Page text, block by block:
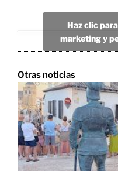
Haz clic
marketing y
Otras noticias